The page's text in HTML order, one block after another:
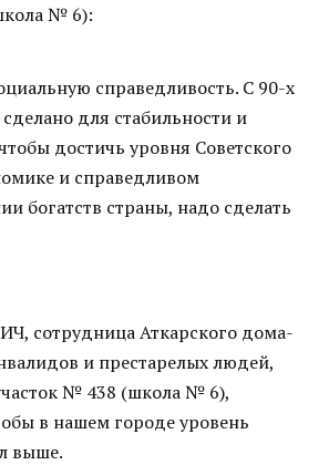
№ 6):
справедливость. С 90-х
для стабильности и
достичь уровня Советского
и справедливом
богатств страны, надо сделать
сотрудница Аткарского дома-
и престарелых людей,
№ 438 (школа № 6),
в нашем городе уровень
выше.